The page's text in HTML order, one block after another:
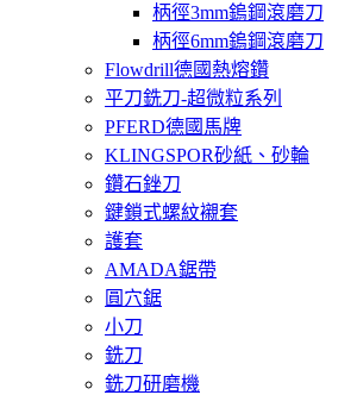
柄徑3mm鎢鋼滾磨刀
柄徑6mm鎢鋼滾磨刀
Flowdrill德國熱熔鑽
平刀銑刀-超微粒系列
PFERD德國馬牌
KLINGSPOR砂紙、砂輪
鑽石銼刀
鍵鎖式螺紋襯套
護套
AMADA鋸帶
圓穴鋸
小刀
銑刀
銑刀研磨機